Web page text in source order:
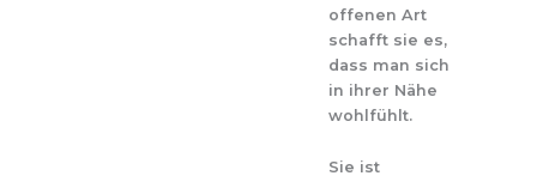
offenen Art
schafft sie es,
dass man sich
in ihrer Nähe
wohlfühlt.
Sie ist